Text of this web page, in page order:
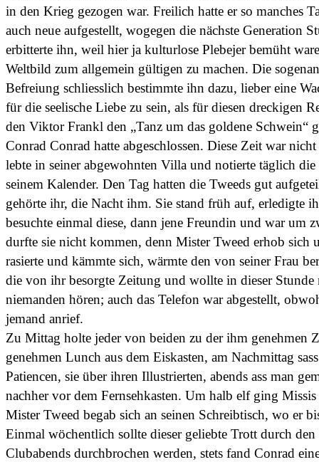
in den Krieg gezogen war. Freilich hatte er so manches
auch neue aufgestellt, wogegen die nächste Generation
erbitterte ihn, weil hier ja kulturlose Plebejer bemüht
Weltbild zum allgemein gültigen zu machen. Die
Befreiung schliesslich bestimmte ihn dazu, lieber eine
für die seelische Liebe zu sein, als für diesen dreckigen
den Viktor Frankl den „Tanz um das goldene Schwein“
Conrad Conrad hatte abgeschlossen. Diese Zeit war
lebte in seiner abgewohnten Villa und notierte täglich
seinem Kalender. Den Tag hatten die Tweeds gut
gehörte ihr, die Nacht ihm. Sie stand früh auf, erledigte
besuchte einmal diese, dann jene Freundin und war um
durfte sie nicht kommen, denn Mister Tweed erhob sich
rasierte und kämmte sich, wärmte den von seiner Frau
die von ihr besorgte Zeitung und wollte in dieser Stunde
niemanden hören; auch das Telefon war abgestellt,
jemand anrief.
Zu Mittag holte jeder von beiden zu der ihm genehmen
genehmen Lunch aus dem Eiskasten, am Nachmittag
Patiencen, sie über ihren Illustrierten, abends ass man
nachher vor dem Fernsehkasten. Um halb elf ging
Mister Tweed begab sich an seinen Schreibtisch, wo er
Einmal wöchentlich sollte dieser geliebte Trott durch den
Clubabends durchbrochen werden, stets fand Conrad